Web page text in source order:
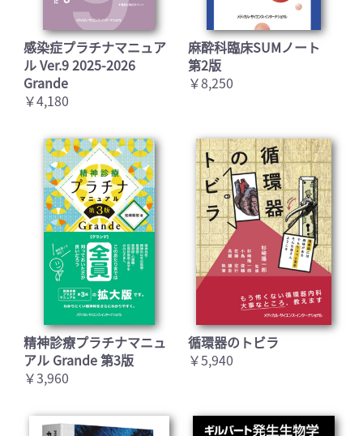
感染症プラチナマニュア
ル Ver.9 2025-2026
Grande
￥4,180
麻酔科臨床SUMノート
第2版
￥8,250
精神診療プラチナマニュ
アル Grande 第3版
￥3,960
循環器のトビラ
￥5,940